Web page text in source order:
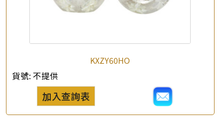
*聯絡電話
查詢以下產品
KXZY60HO
貨號: 不提供
加入查詢表